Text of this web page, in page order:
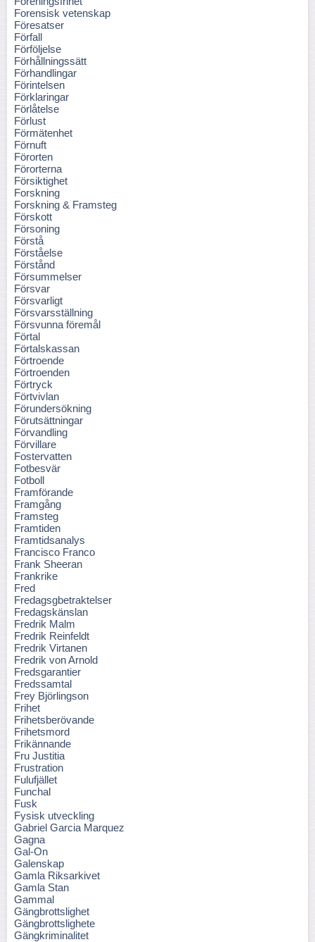
Forensisk vetenskap
Föresatser
Förfall
Förföljelse
Förhållningssätt
Förhandlingar
Förintelsen
Förklaringar
Förlåtelse
Förlust
Förmätenhet
Förnuft
Förorten
Förorterna
Försiktighet
Forskning
Forskning & Framsteg
Förskott
Försoning
Förstå
Förståelse
Förstånd
Försummelser
Försvar
Försvarligt
Försvarsställning
Försvunna föremål
Förtal
Förtalskassan
Förtroende
Förtroenden
Förtryck
Förtvivlan
Förundersökning
Förutsättningar
Förvandling
Förvillare
Fostervatten
Fotbesvär
Fotboll
Framförande
Framgång
Framsteg
Framtiden
Framtidsanalys
Francisco Franco
Frank Sheeran
Frankrike
Fred
Fredagsgbetraktelser
Fredagskänslan
Fredrik Malm
Fredrik Reinfeldt
Fredrik Virtanen
Fredrik von Arnold
Fredsgarantier
Fredssamtal
Frey Björlingson
Frihet
Frihetsberövande
Frihetsmord
Frikännande
Fru Justitia
Frustration
Fulufjället
Funchal
Fusk
Fysisk utveckling
Gabriel Garcia Marquez
Gagna
Gal-On
Galenskap
Gamla Riksarkivet
Gamla Stan
Gammal
Gängbrottslighet
Gängbrottslighete
Gängkriminalitet